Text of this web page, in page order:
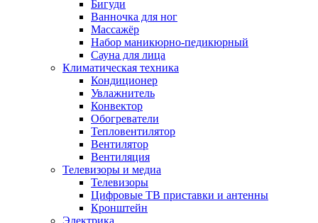
Бигуди
Ванночка для ног
Массажёр
Набор маникюрно-педикюрный
Сауна для лица
Климатическая техника
Кондиционер
Увлажнитель
Конвектор
Обогреватели
Тепловентилятор
Вентилятор
Вентиляция
Телевизоры и медиа
Телевизоры
Цифровые ТВ приставки и антенны
Кронштейн
Электрика